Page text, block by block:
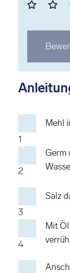
Stern
1
Mehl
2
Germ
3
Salz
4
Mit